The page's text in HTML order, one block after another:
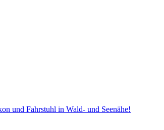
und Fahrstuhl in Wald- und Seenähe!